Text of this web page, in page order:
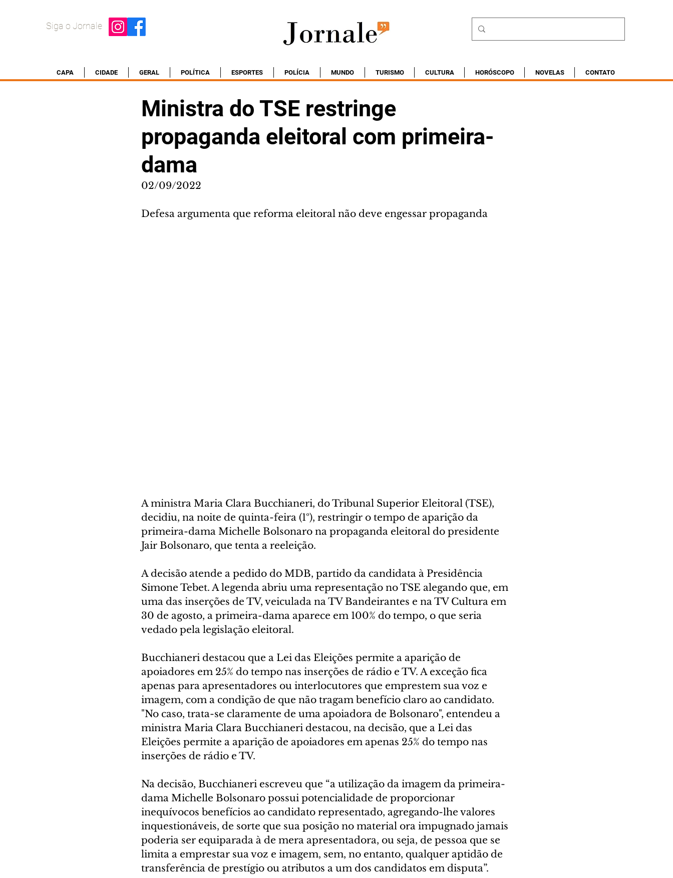
Siga o Jornale
CAPA CIDADE GERAL POLÍTICA ESPORTES POLÍCIA MUNDO TURISMO CULTURA HORÓSCOPO NOVELAS CONTATO
Ministra do TSE restringe
propaganda eleitoral com primeira-
dama
02/09/2022
Defesa argumenta que reforma eleitoral não deve engessar propaganda
A ministra Maria Clara Bucchianeri, do Tribunal Superior Eleitoral (TSE),
decidiu, na noite de quinta-feira (1º), restringir o tempo de aparição da
primeira-dama Michelle Bolsonaro na propaganda eleitoral do presidente
Jair Bolsonaro, que tenta a reeleição.
A decisão atende a pedido do MDB, partido da candidata à Presidência
Simone Tebet. A legenda abriu uma representação no TSE alegando que, em
uma das inserções de TV, veiculada na TV Bandeirantes e na TV Cultura em
30 de agosto, a primeira-dama aparece em 100% do tempo, o que seria
vedado pela legislação eleitoral.
Bucchianeri destacou que a Lei das Eleições permite a aparição de
apoiadores em 25% do tempo nas inserções de rádio e TV. A exceção fica
apenas para apresentadores ou interlocutores que emprestem sua voz e
imagem, com a condição de que não tragam benefício claro ao candidato.
"No caso, trata-se claramente de uma apoiadora de Bolsonaro", entendeu a
ministra Maria Clara Bucchianeri destacou, na decisão, que a Lei das
Eleições permite a aparição de apoiadores em apenas 25% do tempo nas
inserções de rádio e TV.
Na decisão, Bucchianeri escreveu que “a utilização da imagem da primeira-
dama Michelle Bolsonaro possui potencialidade de proporcionar
inequívocos benefícios ao candidato representado, agregando-lhe valores
inquestionáveis, de sorte que sua posição no material ora impugnado jamais
poderia ser equiparada à de mera apresentadora, ou seja, de pessoa que se
limita a emprestar sua voz e imagem, sem, no entanto, qualquer aptidão de
transferência de prestígio ou atributos a um dos candidatos em disputa”.